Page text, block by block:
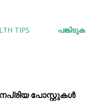
TIPS പങ്കിടുക
പോസ്റ്റുകള്‍‌